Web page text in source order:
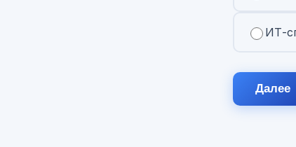
ИТ-
Далее